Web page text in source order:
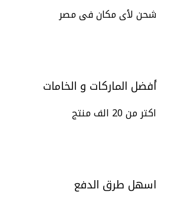
شحن لأى مكان فى مصر
أفضل الماركات و الخامات
اكتر من 20 الف منتج
اسهل طرق الدفع